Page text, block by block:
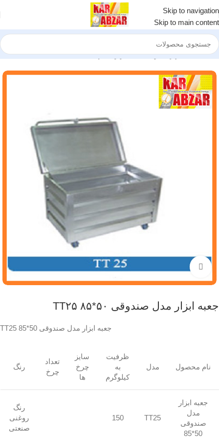
Skip to navigation
Skip to main content
خانه جعبه ابزار کشویی جعبه ابزار سیار
برای بزرگنمایی کلیک کنید
جعبه ابزار مدل صندوقی ۵۰*۸۵ TT۲۵
جعبه ابزار مدل صندوقی 50*85 TT25
نام محصول مدل
ظرفیت
به
کیلوگرم
سایز
چرخ
ها
تعداد
چرخ
رنگ
جعبه ابزار
مدل
صندوقی
50*85
TT25
150
رنگ
روغنی
صنعتی